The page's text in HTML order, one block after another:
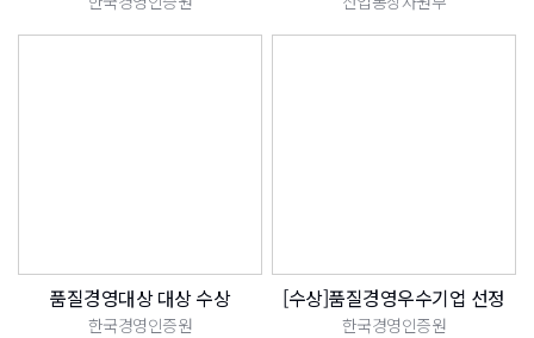
품질경영대상 대상 수상
한국경영인증원
[수상]품질경영우수기업 선정
한국경영인증원